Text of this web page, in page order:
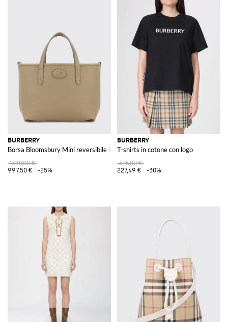
BURBERRY
Borsa Bloomsbury Mini reversibile in pelle e tessuto
1330,00 €
997,50 €
-25%
BURBERRY
T-shirts in cotone con logo
325,00 €
227,49 €
-30%